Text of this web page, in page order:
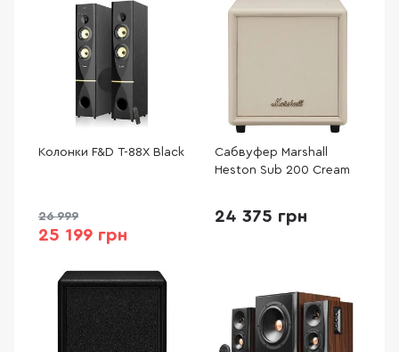
Колонки F&D T-88X Black
26 999
25 199 грн
Сабвуфер Marshall
Heston Sub 200 Cream
24 375 грн